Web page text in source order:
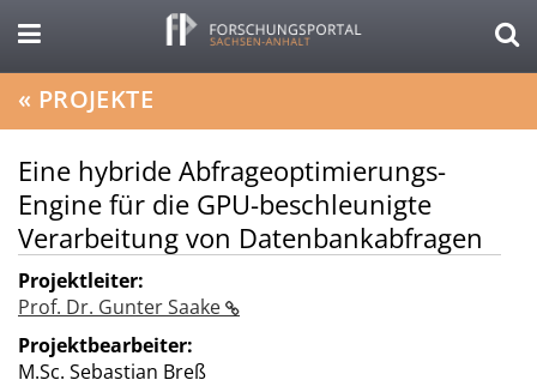
« PROJEKTE
Eine hybride Abfrageoptimierungs-
Engine für die GPU-beschleunigte
Verarbeitung von Datenbankabfragen
Projektleiter:
Prof. Dr. Gunter Saake
Projektbearbeiter:
M.Sc. Sebastian Breß